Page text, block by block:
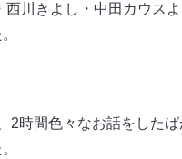
西川きよし・中田カウス
2時間色々なお話をしたば